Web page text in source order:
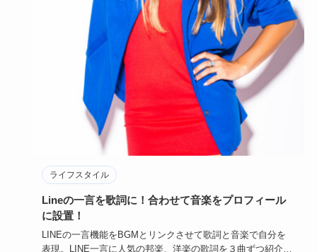
善方法7選！
仕事をしていても集中力がなく捗らない。本を読んでも全く
頭に入って来ず、同じページを何度も読んでしまう、なんて
ことありません…
2025年1月30日